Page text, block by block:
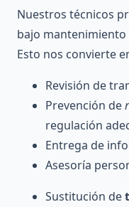
Nuestros técnicos
bajo
Esto nos convierte
Revisión de
Prevención de
regulación
Entrega de
Asesoría
Sustitución de